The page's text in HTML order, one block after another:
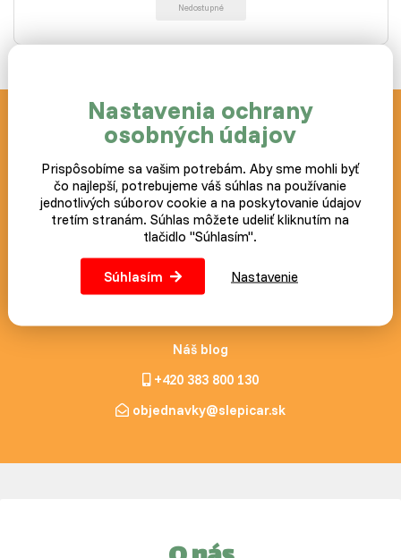
Nedostupné
Novinky a akcie zasielame
zdarma
Postup ako prípadne zrušiť odber noviniek nájdete v každom
zaslanom e-mailu.
Náš blog
+420 383 800 130
objednavky@slepicar.sk
Nastavenia ochrany
osobných údajov
Prispôsobíme sa vašim potrebám. Aby sme mohli byť
čo najlepší, potrebujeme váš súhlas na používanie
jednotlivých súborov cookie a na poskytovanie údajov
tretím stranám. Súhlas môžete udeliť kliknutím na
tlačidlo "Súhlasím".
Súhlasím Nastavenie